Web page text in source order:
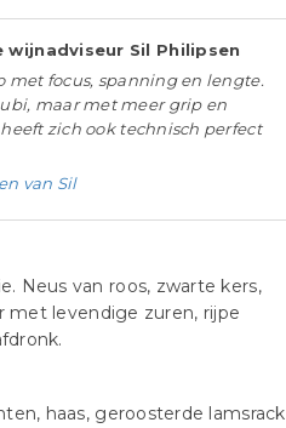
wijnadviseur Sil Philipsen
met focus, spanning en lengte.
maar met meer grip en
zich ook technisch perfect
van Sil
Neus van roos, zwarte kers,
met levendige zuren, rijpe
haas, geroosterde lamsrack